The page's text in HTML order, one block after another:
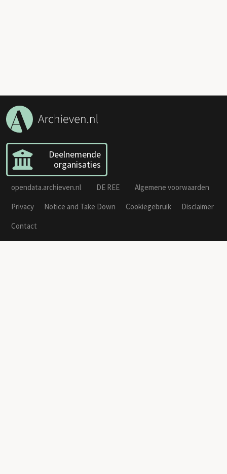
Deelnemende
organisaties
opendata.archieven.nl DE REE
Algemene voorwaarden
Privacy
Notice and Take Down Cookiegebruik
Disclaimer
Contact